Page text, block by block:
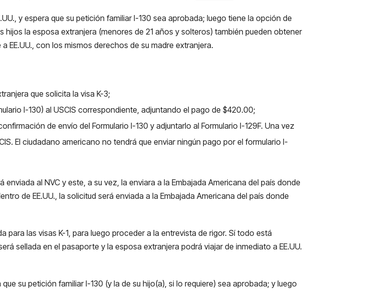
y espera que su petición familiar I-130 sea aprobada; luego tiene la opción de
hijos la esposa extranjera (menores de 21 años y solteros) también pueden obtener
EE.UU., con los mismos derechos de su madre extranjera.
que solicita la visa K-3;
I-130) al USCIS correspondiente, adjuntando el pago de $420.00;
de envío del Formulario I-130 y adjuntarlo al Formulario I-129F. Una vez
El ciudadano americano no tendrá que enviar ningún pago por el formulario I-
al NVC y este, a su vez, la enviara a la Embajada Americana del país donde
de EE.UU., la solicitud será enviada a la Embajada Americana del país donde
para las visas K-1, para luego proceder a la entrevista de rigor. Sí todo está
sellada en el pasaporte y la esposa extranjera podrá viajar de inmediato a EE.UU.
su petición familiar I-130 (y la de su hijo(a), si lo requiere) sea aprobada; y luego